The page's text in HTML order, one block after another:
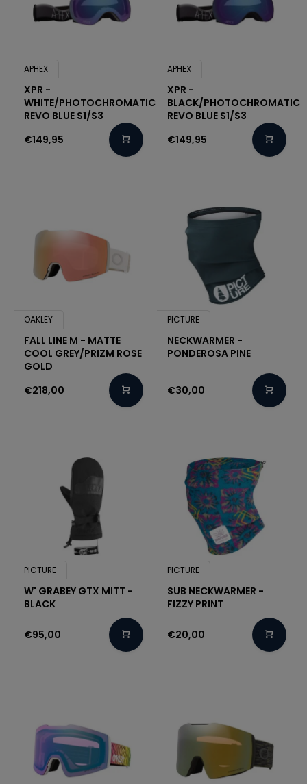
APHEX
XPR -
WHITE/PHOTOCHROMATIC
REVO BLUE S1/S3
€149,95
APHEX
XPR -
BLACK/PHOTOCHROMATIC
REVO BLUE S1/S3
€149,95
OAKLEY
FALL LINE M - MATTE
COOL GREY/PRIZM ROSE
GOLD
€218,00
PICTURE
NECKWARMER -
PONDEROSA PINE
€30,00
PICTURE
W' GRABEY GTX MITT -
BLACK
€95,00
PICTURE
SUB NECKWARMER -
FIZZY PRINT
€20,00